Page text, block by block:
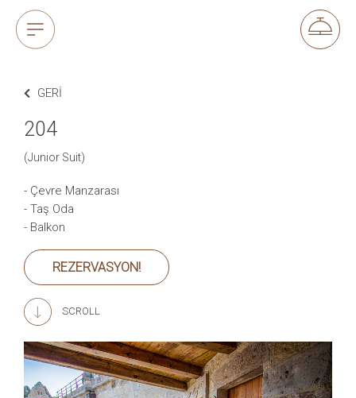
GERI
204
(Junior Suit)
- Çevre Manzarası
- Taş Oda
- Balkon
REZERVASYON!
SCROLL